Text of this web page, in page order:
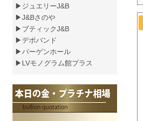
▶ジュエリーJ&B
▶J&Bさのや
▶ブティックJ&B
▶デポバンド
▶バーゲンホール
▶LVモノグラム館プラス